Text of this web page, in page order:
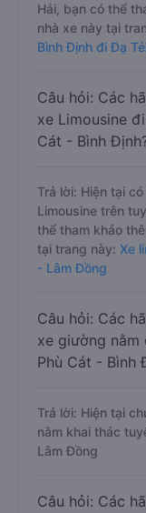
Hải, bạn có thể
nhà xe này tại
Bình Định đi Đạ
Câu hỏi: Các
xe Limousine
Cát - Bình
Trả lời: Hiện tại
Limousine trên
thể tham khảo
tại trang này: Xe
- Lâm Đồng
Câu hỏi: Các
xe giường
Phù Cát - Bình
Trả lời: Hiện tại
nằm khai thác
Lâm Đồng
Câu hỏi: Các